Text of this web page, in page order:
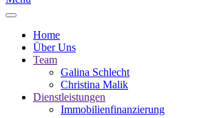
Home
Über Uns
Team
Galina Schlecht
Christina Malik
Dienstleistungen
Immobilienfinanzierung